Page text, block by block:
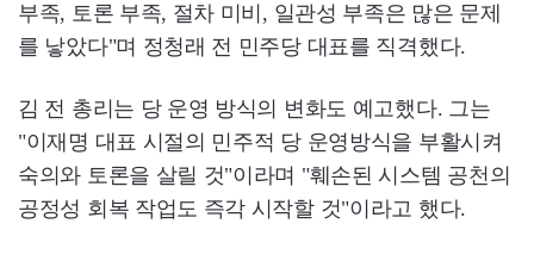
부족, 토론 부족, 절차 미비, 일관성 부족은 많은 문제
를 낳았다"며 정청래 전 민주당 대표를 직격했다.
김 전 총리는 당 운영 방식의 변화도 예고했다. 그는
"이재명 대표 시절의 민주적 당 운영방식을 부활시켜
숙의와 토론을 살릴 것"이라며 "훼손된 시스템 공천의
공정성 회복 작업도 즉각 시작할 것"이라고 했다.